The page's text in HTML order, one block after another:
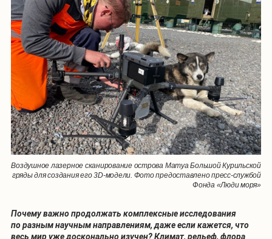
Воздушное лазерное сканирование острова Матуа Большой Курильской
гряды для создания его 3D-модели. Фото предоставлено пресс-службой
Фонда «Люди моря»
Почему важно продолжать комплексные исследования
по разным научным направлениям, даже если кажется, что
весь мир уже досконально изучен? Климат, рельеф, флора